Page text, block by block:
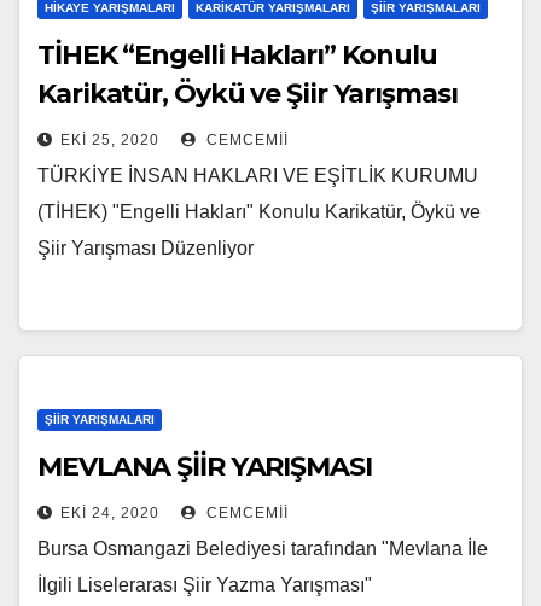
HIKAYE YARIŞMALARI KARIKATÜR YARIŞMALARI ŞIIR YARIŞMALARI
TİHEK “Engelli Hakları” Konulu
Karikatür, Öykü ve Şiir Yarışması
EKI 25, 2020 CEMCEMII
TÜRKİYE İNSAN HAKLARI VE EŞİTLİK KURUMU
(TİHEK) "Engelli Hakları" Konulu Karikatür, Öykü ve
Şiir Yarışması Düzenliyor
ŞIIR YARIŞMALARI
MEVLANA ŞİİR YARIŞMASI
EKI 24, 2020 CEMCEMII
Bursa Osmangazi Belediyesi tarafından "Mevlana İle
İlgili Liselerarası Şiir Yazma Yarışması"